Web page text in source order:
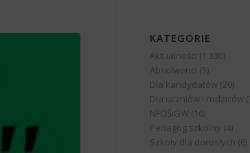
KATEGORIE
Aktualności (1 330)
Absolwenci (5)
Dla kandydatów (20)
Dla uczniów i rodziców
NFOŚiGW (16)
Pedagog szkolny (4)
Szkoły dla dorosłych (6)